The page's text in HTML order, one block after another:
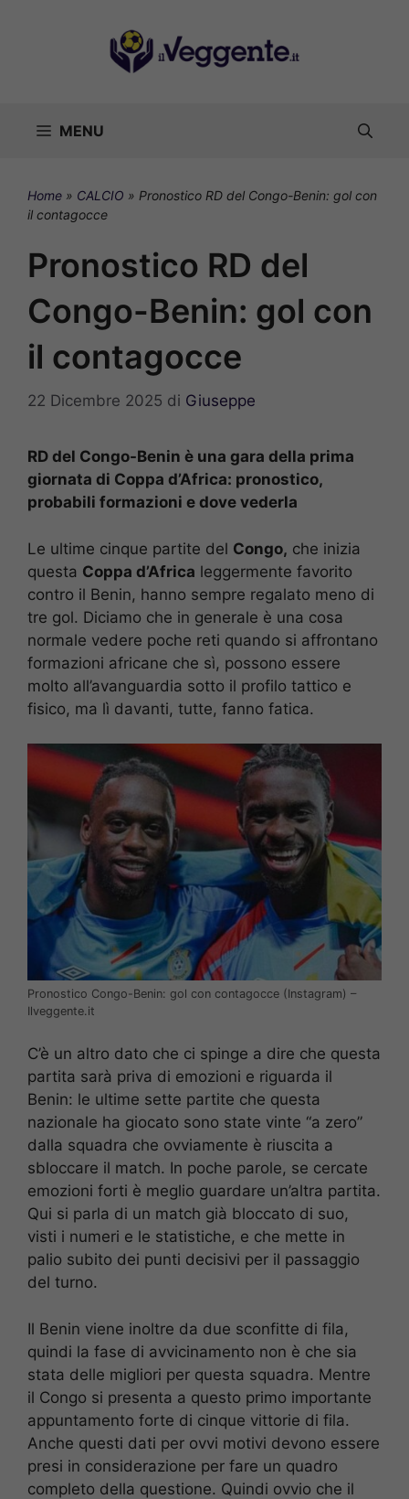
MENU
Home » CALCIO » Pronostico RD del Congo-Benin: gol con
il contagocce
Pronostico RD del
Congo-Benin: gol con
il contagocce
22 Dicembre 2025 di Giuseppe
RD del Congo-Benin è una gara della prima
giornata di Coppa d’Africa: pronostico,
probabili formazioni e dove vederla
Le ultime cinque partite del Congo, che inizia
questa Coppa d’Africa leggermente favorito
contro il Benin, hanno sempre regalato meno di
tre gol. Diciamo che in generale è una cosa
normale vedere poche reti quando si affrontano
formazioni africane che sì, possono essere
molto all’avanguardia sotto il profilo tattico e
fisico, ma lì davanti, tutte, fanno fatica.
Pronostico Congo-Benin: gol con contagocce (Instagram) –
Ilveggente.it
C’è un altro dato che ci spinge a dire che questa
partita sarà priva di emozioni e riguarda il
Benin: le ultime sette partite che questa
nazionale ha giocato sono state vinte “a zero”
dalla squadra che ovviamente è riuscita a
sbloccare il match. In poche parole, se cercate
emozioni forti è meglio guardare un’altra partita.
Qui si parla di un match già bloccato di suo,
visti i numeri e le statistiche, e che mette in
palio subito dei punti decisivi per il passaggio
del turno.
Il Benin viene inoltre da due sconfitte di fila,
quindi la fase di avvicinamento non è che sia
stata delle migliori per questa squadra. Mentre
il Congo si presenta a questo primo importante
appuntamento forte di cinque vittorie di fila.
Anche questi dati per ovvi motivi devono essere
presi in considerazione per fare un quadro
completo della questione. Quindi ovvio che il